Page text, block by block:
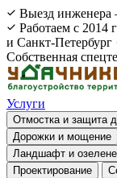
Выезд инженера
Работаем с 2014
и Санкт-Петербург
Собственная
Услуги
Отмостка и защита
Дорожки и мощение
Ландшафт и
Проектирование